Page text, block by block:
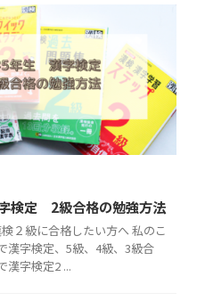
検定 2級合格の勉強方法
２級に合格したい方へ 私のこ
漢字検定、5級、4級、3級合
漢字検定2 ...